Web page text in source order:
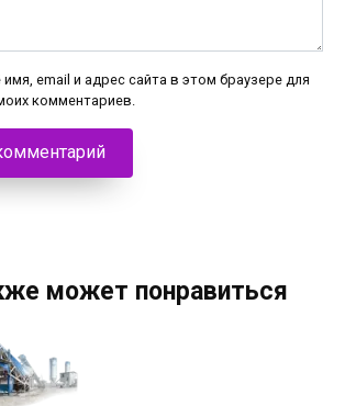
email и адрес сайта в этом браузере для
комментариев.
может понравиться